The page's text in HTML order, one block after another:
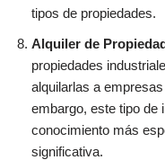
tipos de propiedades.
Alquiler de
propiedades
alquilarlas a
embargo, este tipo de
conocimiento más
significativa.